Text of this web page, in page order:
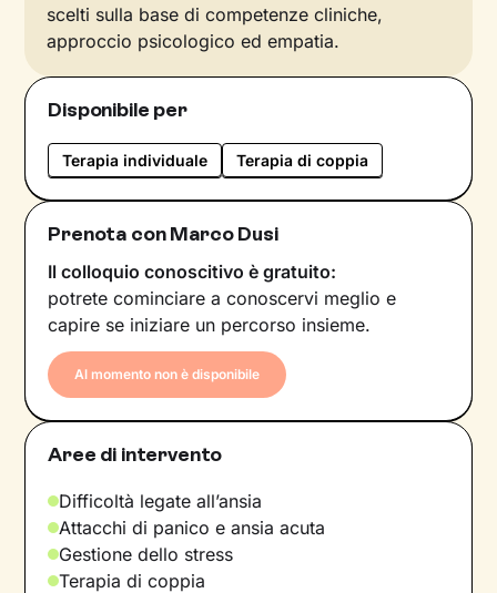
scelti sulla base di competenze cliniche,
approccio psicologico ed empatia.
Disponibile per
Terapia individuale Terapia di coppia
Prenota con Marco Dusi
Il colloquio conoscitivo è gratuito:
potrete cominciare a conoscervi meglio e
capire se iniziare un percorso insieme.
Al momento non è disponibile
Aree di intervento
Difficoltà legate all’ansia
Attacchi di panico e ansia acuta
Gestione dello stress
Terapia di coppia